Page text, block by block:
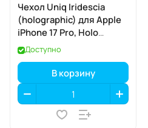
Чехол Uniq Iridescia
(holographic) для Apple
iPhone 17 Pro, Holo
Quartz
(голографический
кварц), MagSafe
Доступно
В корзину